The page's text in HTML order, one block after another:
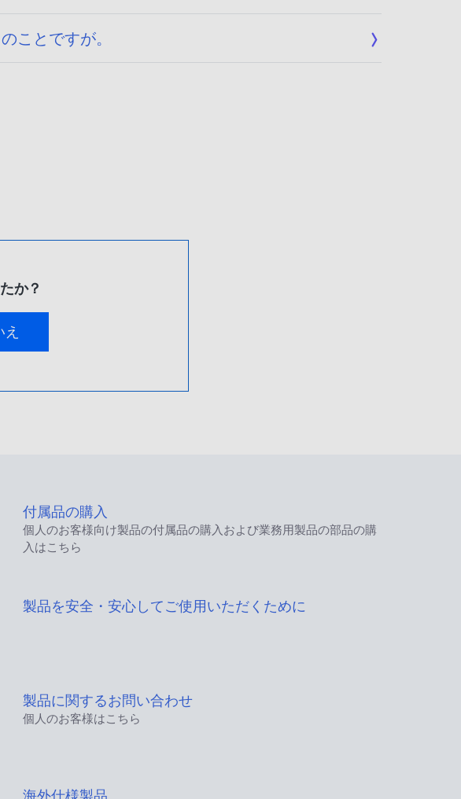
ことですが。
か？
付属品の購入
個人のお客様向け製品の付属品の購入および業務用製品の部品の購
入はこちら
製品を安全・安心してご使用いただくために
製品に関するお問い合わせ
個人のお客様はこちら
海外仕様製品